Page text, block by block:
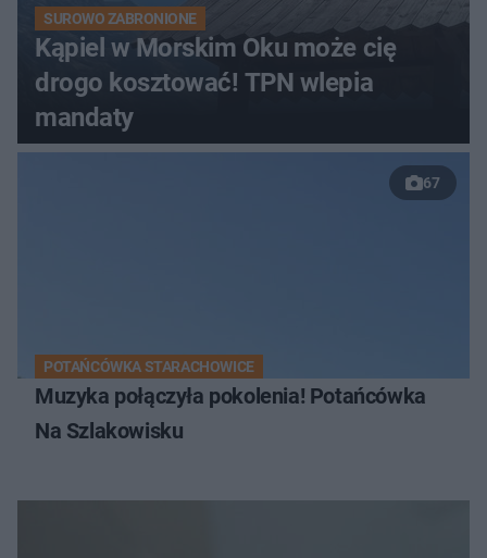
SUROWO ZABRONIONE
Kąpiel w Morskim Oku może cię
drogo kosztować! TPN wlepia
mandaty
67
POTAŃCÓWKA STARACHOWICE
Muzyka połączyła pokolenia! Potańcówka
Na Szlakowisku